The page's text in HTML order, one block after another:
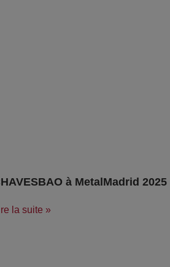
à MetalMadrid 2025
la suite »